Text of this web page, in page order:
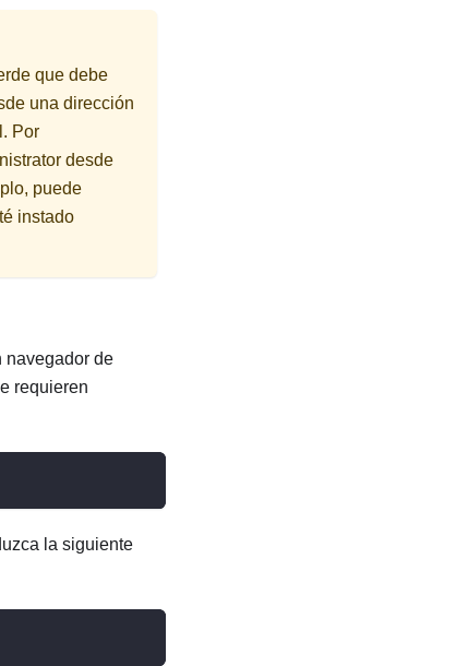
que debe
una dirección
Por
desde
puede
instado
navegador de
requieren
la siguiente